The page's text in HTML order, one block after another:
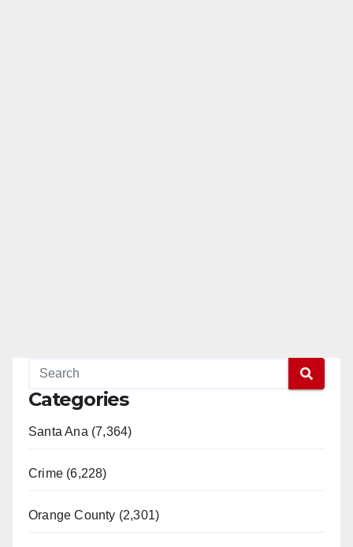
Categories
Santa Ana (7,364)
Crime (6,228)
Orange County (2,301)